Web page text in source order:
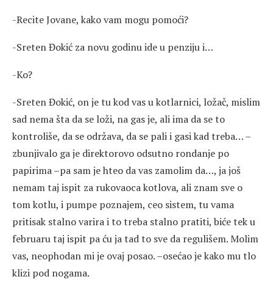
-Recite Jovane, kako vam mogu pomoći?
-Sreten Đokić za novu godinu ide u penziju i…
-Ko?
-Sreten Đokić, on je tu kod vas u kotlarnici, ložač, mislim
sad nema šta da se loži, na gas je, ali ima da se to
kontroliše, da se održava, da se pali i gasi kad treba… –
zbunjivalo ga je direktorovo odsutno rondanje po
papirima –pa sam je hteo da vas zamolim da…, ja još
nemam taj ispit za rukovaoca kotlova, ali znam sve o
tom kotlu, i pumpe poznajem, ceo sistem, tu vama
pritisak stalno varira i to treba stalno pratiti, biće tek u
februaru taj ispit pa ću ja tad to sve da regulišem. Molim
vas, neophodan mi je ovaj posao. –osećao je kako mu tlo
klizi pod nogama.